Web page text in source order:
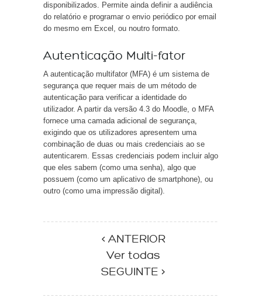
disponibilizados. Permite ainda definir a audiência
do relatório e programar o envio periódico por email
do mesmo em Excel, ou noutro formato.
Autenticação Multi-fator
A autenticação multifator (MFA) é um sistema de
segurança que requer mais de um método de
autenticação para verificar a identidade do
utilizador. A partir da versão 4.3 do Moodle, o MFA
fornece uma camada adicional de segurança,
exigindo que os utilizadores apresentem uma
combinação de duas ou mais credenciais ao se
autenticarem. Essas credenciais podem incluir algo
que eles sabem (como uma senha), algo que
possuem (como um aplicativo de smartphone), ou
outro (como uma impressão digital).
< ANTERIOR
Ver todas
SEGUINTE >